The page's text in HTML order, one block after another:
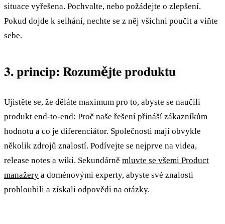
situace vyřešena. Pochvalte, nebo požádejte o zlepšení.
Pokud dojde k selhání, nechte se z něj všichni poučit a viňte
sebe.
3. princip: Rozumějte produktu
Ujistěte se, že děláte maximum pro to, abyste se naučili
produkt end-to-end: Proč naše řešení přináší zákazníkům
hodnotu a co je diferenciátor. Společnosti mají obvykle
několik zdrojů znalostí. Podívejte se nejprve na videa,
release notes a wiki. Sekundárně mluvte se všemi Product
manažery a doménovými experty, abyste své znalosti
prohloubili a získali odpovědi na otázky.